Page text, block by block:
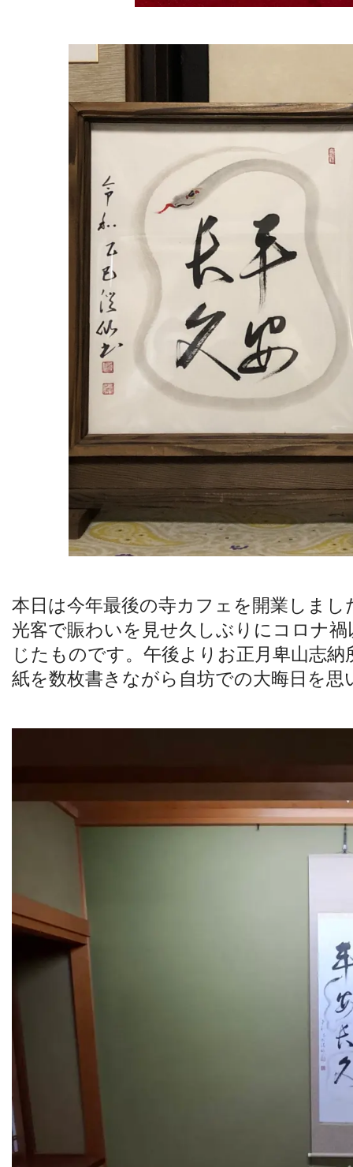
本日は今年最後の寺カフェを開業しま
光客で賑わいを見せ久しぶりにコロナ
じたものです。午後よりお正月卑山志
紙を数枚書きながら自坊での大晦日を